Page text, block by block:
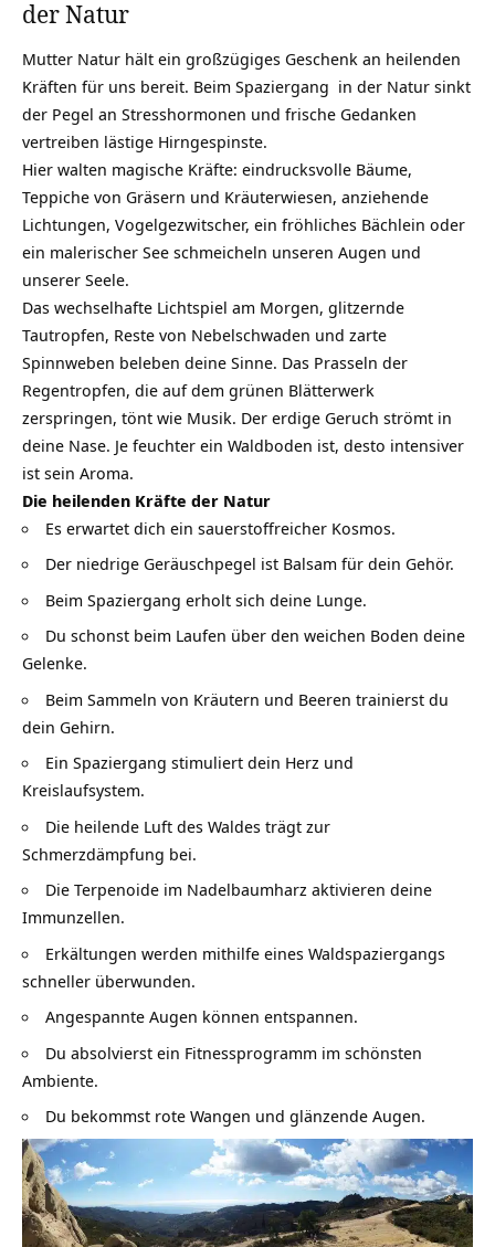
der Natur
Mutter Natur hält ein großzügiges Geschenk an heilenden
Kräften für uns bereit. Beim Spaziergang in der Natur sinkt
der Pegel an Stresshormonen und frische Gedanken
vertreiben lästige Hirngespinste.
Hier walten magische Kräfte: eindrucksvolle Bäume,
Teppiche von Gräsern und Kräuterwiesen, anziehende
Lichtungen, Vogelgezwitscher, ein fröhliches Bächlein oder
ein malerischer See schmeicheln unseren Augen und
unserer Seele.
Das wechselhafte Lichtspiel am Morgen, glitzernde
Tautropfen, Reste von Nebelschwaden und zarte
Spinnweben beleben deine Sinne. Das Prasseln der
Regentropfen, die auf dem grünen Blätterwerk
zerspringen, tönt wie Musik. Der erdige Geruch strömt in
deine Nase. Je feuchter ein Waldboden ist, desto intensiver
ist sein Aroma.
Die heilenden Kräfte der Natur
Es erwartet dich ein sauerstoffreicher Kosmos.
Der niedrige Geräuschpegel ist Balsam für dein Gehör.
Beim Spaziergang erholt sich deine Lunge.
Du schonst beim Laufen über den weichen Boden deine
Gelenke.
Beim Sammeln von Kräutern und Beeren trainierst du
dein Gehirn.
Ein Spaziergang stimuliert dein Herz und
Kreislaufsystem.
Die heilende Luft des Waldes trägt zur
Schmerzdämpfung bei.
Die Terpenoide im Nadelbaumharz aktivieren deine
Immunzellen.
Erkältungen werden mithilfe eines Waldspaziergangs
schneller überwunden.
Angespannte Augen können entspannen.
Du absolvierst ein Fitnessprogramm im schönsten
Ambiente.
Du bekommst rote Wangen und glänzende Augen.